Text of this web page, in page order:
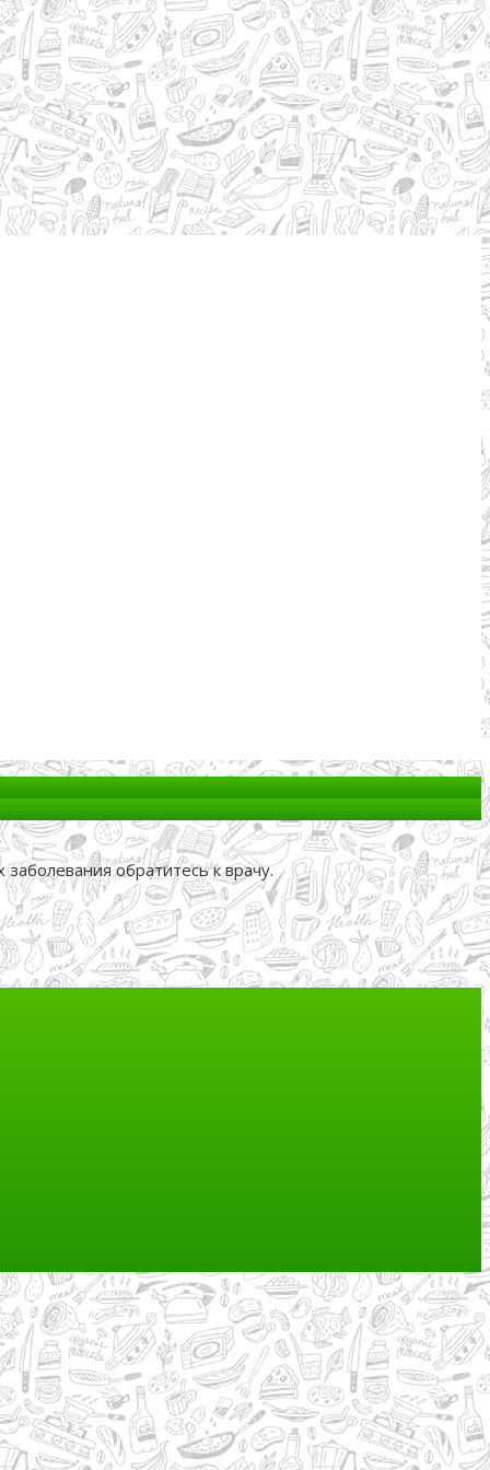
обратитесь к врачу.